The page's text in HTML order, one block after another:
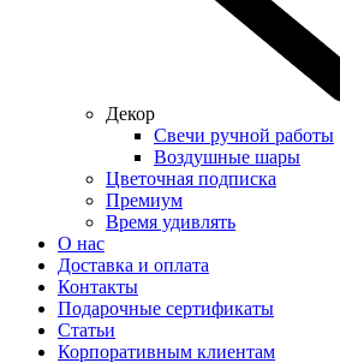
Декор
Свечи ручной работы
Воздушные шары
Цветочная подписка
Премиум
Время удивлять
О нас
Доставка и оплата
Контакты
Подарочные сертификаты
Статьи
Корпоративным клиентам